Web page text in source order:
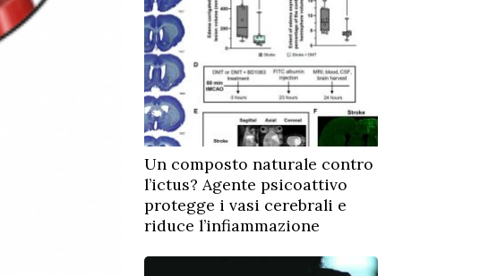
Un composto naturale contro
l’ictus? Agente psicoattivo
protegge i vasi cerebrali e
riduce l’infiammazione